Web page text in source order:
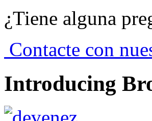
¿Tiene alguna
Contacte con
Introducing